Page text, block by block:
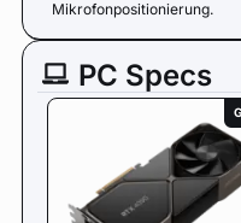
Mikrofonpositionierung.
PC Specs